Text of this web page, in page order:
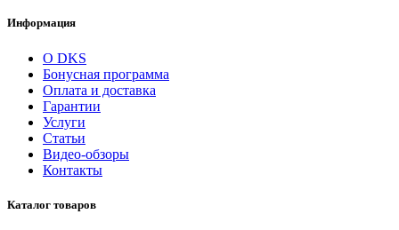
Информация
О DKS
Бонусная программа
Оплата и доставка
Гарантии
Услуги
Статьи
Видео-обзоры
Контакты
Каталог товаров